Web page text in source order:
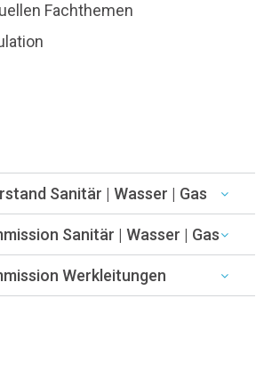
Fachthemen
Sanitär | Wasser | Gas
Sanitär | Wasser | Gas
Werkleitungen